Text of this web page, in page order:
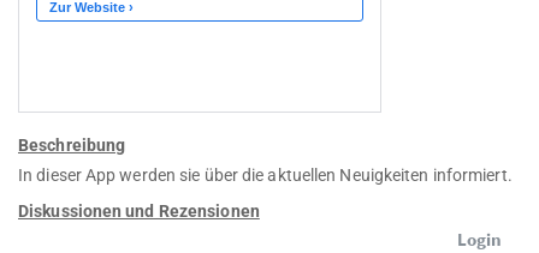
Beschreibung
In dieser App werden sie über die aktuellen Neuigkeiten informiert.
Diskussionen und Rezensionen
Login